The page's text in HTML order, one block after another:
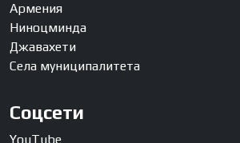
Армения
Ниноцминда
Джавахети
Села муниципалитета
Соцсети
YouTube